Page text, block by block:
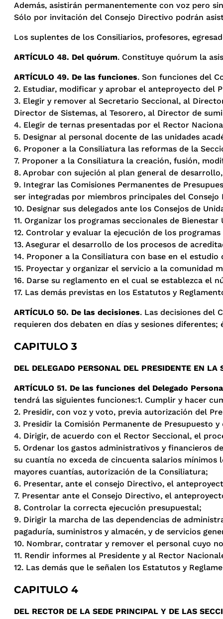
Además, asistirán permanentemente con voz pero
Sólo por invitación del Consejo Directivo podrán
Los suplentes de los Consiliarios, profesores,
ARTÍCULO 48. Del quórum. Constituye quórum la
ARTÍCULO 49. De las funciones. Son funciones del
2. Estudiar, modificar y aprobar el anteproyecto del
3. Elegir y remover al Secretario Seccional, al
Director de Sistemas, al Tesorero, al Director de
4. Elegir de ternas presentadas por el Rector
5. Designar al personal docente de las unidades
6. Proponer a la Consiliatura las reformas de la
7. Proponer a la Consiliatura la creación, fusión,
8. Aprobar con sujeción al plan general de
9. Integrar las Comisiones Permanentes de
ser integradas por miembros principales del Consejo
10. Designar sus delegados ante los Consejos de
11. Organizar los programas seccionales de
12. Controlar y evaluar la ejecución de los
13. Asegurar el desarrollo de los procesos de
14. Proponer a la Consiliatura con base en el
15. Proyectar y organizar el servicio a la comunidad
16. Darse su reglamento en el cual se establezca el
17. Las demás previstas en los Estatutos y
ARTÍCULO 50. De las decisiones. Las decisiones del
requieren dos debaten en días y sesiones
CAPITULO 3
DEL DELEGADO PERSONAL DEL PRESIDENTE EN
ARTÍCULO 51. De las funciones del Delegado
tendrá las siguientes funciones:1. Cumplir y hacer
2. Presidir, con voz y voto, previa autorización del
3. Presidir la Comisión Permanente de Presupuesto
4. Dirigir, de acuerdo con el Rector Seccional, el
5. Ordenar los gastos administrativos y financieros
su cuantía no exceda de cincuenta salarios mínimos
mayores cuantías, autorización de la Consiliatura;
6. Presentar, ante el consejo Directivo, el
7. Presentar ante el Consejo Directivo, el
8. Controlar la correcta ejecución presupuestal;
9. Dirigir la marcha de las dependencias de
pagaduría, suministros y almacén, y de servicios
10. Nombrar, contratar y remover el personal cuyo
11. Rendir informes al Presidente y al Rector
12. Las demás que le señalen los Estatutos y
CAPITULO 4
DEL RECTOR DE LA SEDE PRINCIPAL Y DE LAS